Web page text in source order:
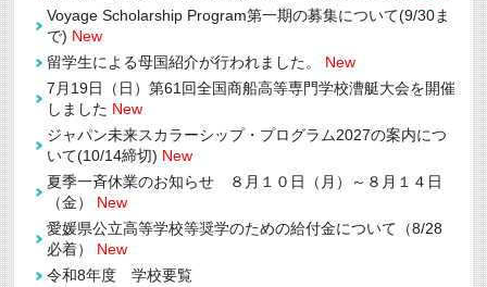
例
目）
発
生
に
て
Voyage Scholarship Program第一期の募集について(9/30ま
で) New
留学生による母国紹介が行われました。 New
7月19日（日）第61回全国商船高等専門学校漕艇大会を開催
しました New
ジャパン未来スカラーシップ・プログラム2027の案内につ
いて(10/14締切) New
夏季一斉休業のお知らせ ８月１０日（月）～８月１４日
（金） New
愛媛県公立高等学校等奨学のための給付金について（8/28
必着） New
令和8年度 学校要覧